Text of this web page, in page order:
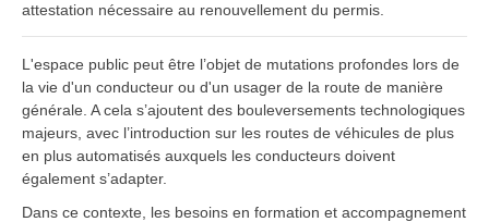
attestation nécessaire au renouvellement du permis.
L'espace public peut être l’objet de mutations profondes lors de
la vie d'un conducteur ou d'un usager de la route de manière
générale. A cela s’ajoutent des bouleversements technologiques
majeurs, avec l’introduction sur les routes de véhicules de plus
en plus automatisés auxquels les conducteurs doivent
également s’adapter.
Dans ce contexte, les besoins en formation et accompagnement